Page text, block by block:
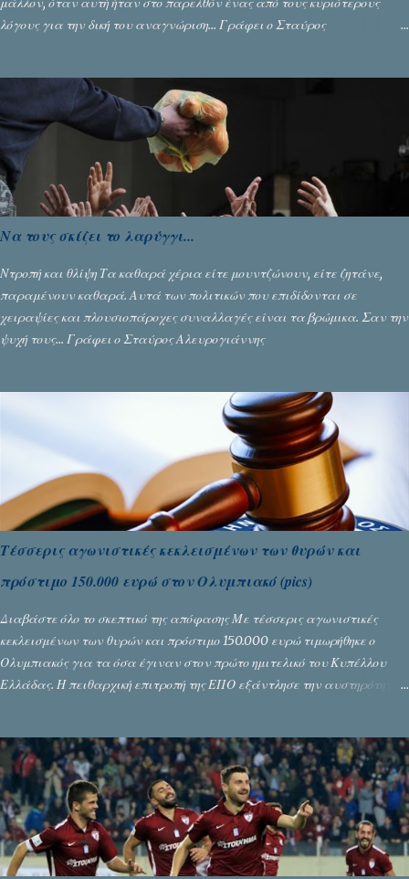
λόγους για την δική του αναγνώριση... Γράφει ο Σταύρος
Να τους σκίζει το λαρύγγι...
Ντροπή και θλίψη Τα καθαρά χέρια είτε μουντζώνουν, είτε ζητάνε,
παραμένουν καθαρά. Αυτά των πολιτικών που επιδίδονται σε
χειραψίες και πλουσιοπάροχες συναλλαγές είναι τα βρώμικα. Σαν την
ψυχή τους... Γράφει ο Σταύρος Αλευρογιάννης
Τέσσερις αγωνιστικές κεκλεισμένων των θυρών και
πρόστιμο 150.000 ευρώ στον Ολυμπιακό (pics)
Διαβάστε όλο το σκεπτικό της απόφασης Με τέσσερις αγωνιστικές
κεκλεισμένων των θυρών και πρόστιμο 150.000 ευρώ τιμωρήθηκε ο
Ολυμπιακός για τα όσα έγιναν στον πρώτο ημιτελικό του Κυπέλλου
Ελλάδας. Η πειθαρχική επιτροπή της ΕΠΟ εξάντλησε την αυστηρότητά
όπως απαιτούσαν, αφού κάτι τέτοιο δεν ήταν εφικτό, σύμφωνα με τα
στοιχεία...